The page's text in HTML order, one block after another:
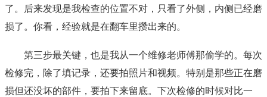
了。后来发现是我检查的位置不对，只看了外侧，内侧已经磨
损了。你看，经验就是在翻车里攒出来的。
第三步最关键，也是我从一个维修老师傅那偷学的。每次
检修完，除了填记录，还要拍照片和视频。特别是那些正在磨
损但还没坏的部件，要拍下来留底。下次检修的时候对比一